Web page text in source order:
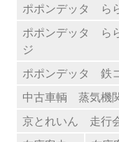
ポポンデッタ ら
ポポンデッタ ら
ジ
ポポンデッタ 鉄
中古車輌 蒸気機
京とれいん 走行